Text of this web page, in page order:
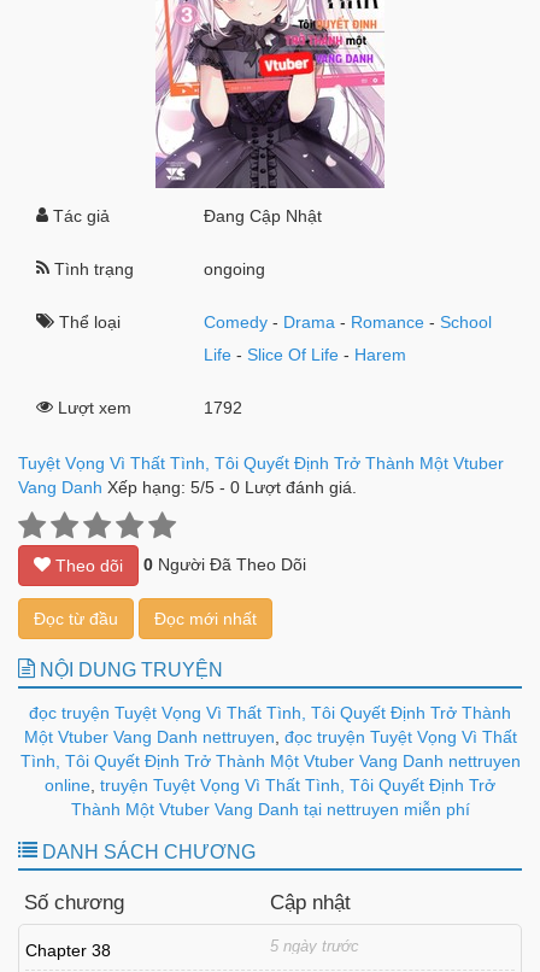
Tác giả Đang Cập Nhật
Tình trạng ongoing
Thể loại Comedy - Drama - Romance -School
Life -Slice Of Life - Harem
Lượt xem 1792
Tuyệt Vọng Vì Thất Tình, Tôi Quyết Định Trở Thành Một Vtuber
Vang Danh Xếp hạng: 5/5 - 0 Lượt đánh giá.
Theo dõi 0 Người Đã Theo Dõi
Đọc từ đầu Đọc mới nhất
NỘI DUNG TRUYỆN
đọc truyện Tuyệt Vọng Vì Thất Tình, Tôi Quyết Định Trở Thành
Một Vtuber Vang Danh nettruyen đọc truyện Tuyệt Vọng Vì Thất
Tình, Tôi Quyết Định Trở Thành Một Vtuber Vang Danh nettruyen
online truyện Tuyệt Vọng Vì Thất Tình, Tôi Quyết Định Trở
Thành Một Vtuber Vang Danh tại nettruyen miễn phí
DANH SÁCH CHƯƠNG
Số chương Cập nhật
Chapter 38 5 ngày trước